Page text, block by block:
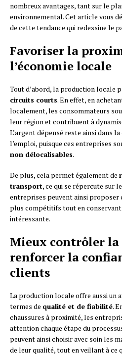
nombreux avantages, tant sur le
environnemental. Cet article vous
de cette tendance qui redessine le
Favoriser la
l’économie locale
Tout d’abord, la production locale
circuits courts. En effet, en
localement, les consommateurs
leur région et contribuent à
L’argent dépensé reste ainsi dans
l’emploi, puisque ces entreprises
non délocalisables.
De plus, cela permet également de
transport, ce qui se répercute sur
entreprises peuvent ainsi proposer
plus compétitifs tout en conservant
intéressante.
Mieux contrôler
renforcer la
clients
La production locale offre aussi un
termes de qualité et de fiabilité.
chaussures à proximité, les
attention chaque étape du
peuvent ainsi choisir avec soin les
de leur qualité, tout en veillant à ce